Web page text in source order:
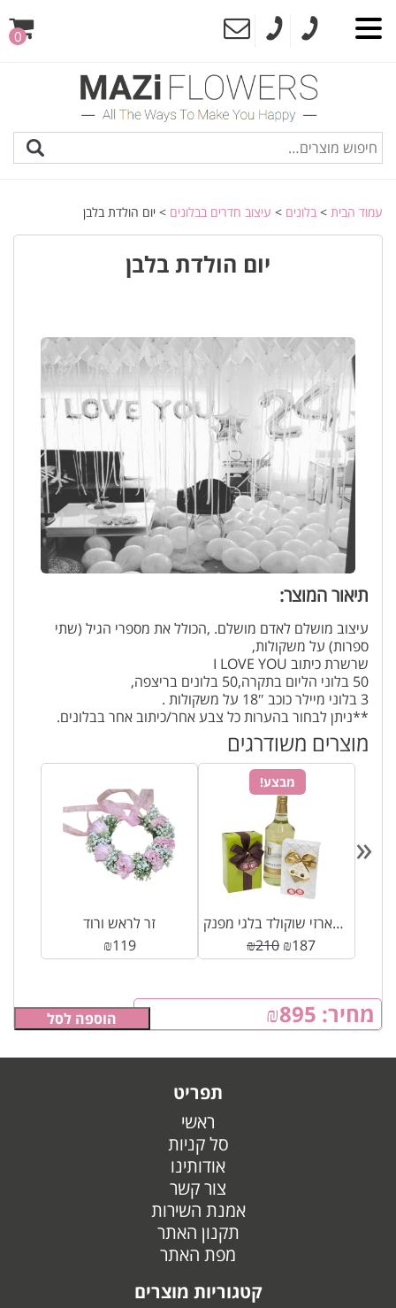
0
עמוד הבית > בלונים > עיצוב חדרים בבלונים > יום הולדת בלבן
יום הולדת בלבן
תיאור המוצר:
עיצוב מושלם לאדם מושלם. ,הכולל את מספרי הגיל (שתי
ספרות) על משקולות,
שרשרת כיתוב I LOVE YOU
50 בלוני הליום בתקרה,50 בלונים בריצפה,
3 בלוני מיילר כוכב 18″ על משקולות .
**ניתן לבחור בהערות כל צבע אחר/כיתוב אחר בבלונים.
**ניתן לשנות צבע.
**המחיר כולל את סידור החדר (ללא דמי המשלוח).
מחיר: ₪895 הוספה לסל
מוצרים משודרגים
זר לראש ורוד
₪119
מבצע!
יין לבן + 2 מארזי שוקולד בלגי מפנק
₪210 ₪187
«
תפריט
ראשי
סל קניות
אודותינו
צור קשר
אמנת השירות
תקנון האתר
מפת האתר
קטגוריות מוצרים